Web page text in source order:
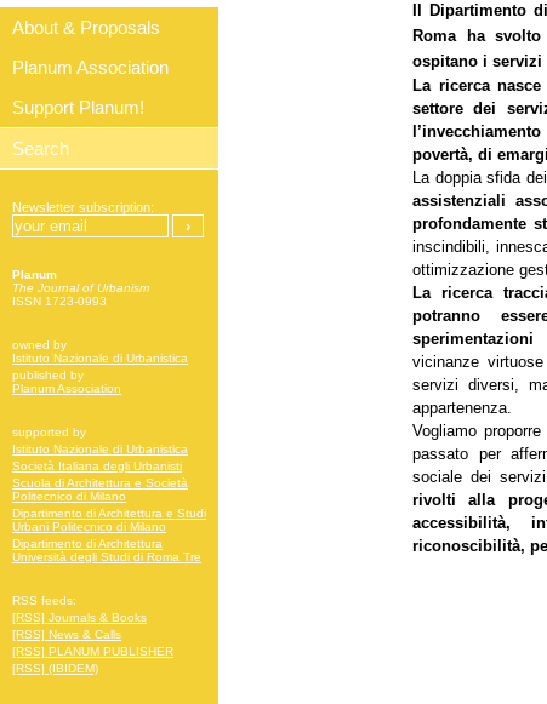
Il Dipartimento
Roma ha
ospitano i servizi
La ricerca
settore dei
povertà, di
La doppia sfida
assistenziali
profondamente
inscindibili,
ottimizzazione
La ricerca
potranno
sperimentazioni
vicinanze
servizi diversi,
appartenenza.
Vogliamo
passato per
sociale dei servizi
rivolti alla
accessibilità,
riconoscibilità,
About & Proposals
Planum Association
Support Planum!
Newsletter subscription:
Planum
The Journal of Urbanism
ISSN 1723-0993
owned by
Istituto Nazionale di Urbanistica
published by
Planum Association
supported by
Istituto Nazionale di Urbanistica
Società Italiana degli Urbanisti
Scuola di Architettura e Società
Politecnico di Milano
Dipartimento di Architettura e Studi
Urbani Politecnico di Milano
Dipartimento di Architettura
Università degli Studi di Roma Tre
RSS feeds:
[RSS] Journals & Books
[RSS] News & Calls
[RSS] PLANUM PUBLISHER
[RSS] (IBIDEM)